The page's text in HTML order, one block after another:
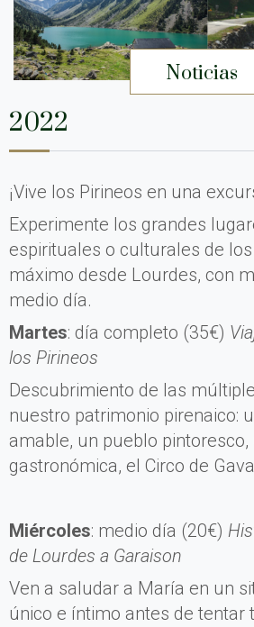
Noticias
2022
¡Vive los Pirineos en una
Experimente los grandes
espirituales o culturales de
máximo desde Lourdes, con
medio día.
Martes: día completo (35€)
los Pirineos
Descubrimiento de las
nuestro patrimonio pirenaico:
amable, un pueblo pintoresco,
gastronómica, el Circo de
Miércoles: medio día (20€)
de Lourdes a Garaison
Ven a saludar a María en un
único e íntimo antes de tentar